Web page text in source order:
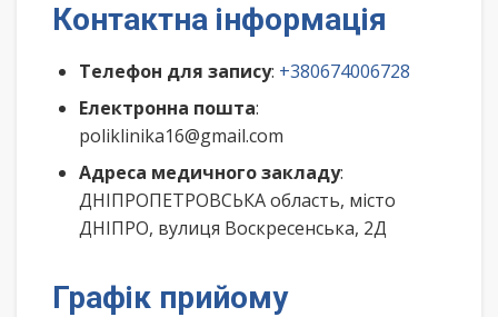
Контактна інформація
Телефон для запису: +380674006728
Електронна пошта:
poliklinika16@gmail.com
Адреса медичного закладу:
ДНІПРОПЕТРОВСЬКА область, місто
ДНІПРО, вулиця Воскресенська, 2Д
Графік прийому